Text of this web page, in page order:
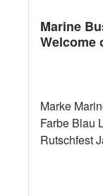
Marine
Welcome
Marke Marine
Farbe Blau Länge 70 cm Breite 50 cm
Rutschfest